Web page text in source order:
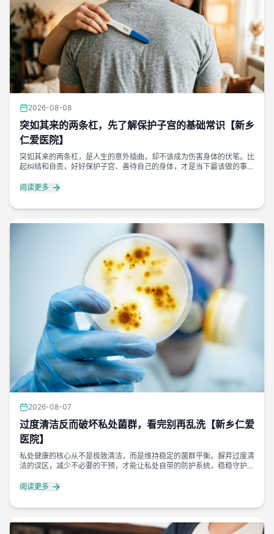
2026-08-08
突如其来的两条杠，先了解保护子宫的基础常识【新乡
仁爱医院】
突如其来的两条杠，是人生的意外插曲，却不该成为伤害身体的伏笔。比
起纠结和自责，好好保护子宫、善待自己的身体，才是当下最该做的事。
阅读更多
2026-08-07
过度清洁反而破坏私处菌群，看完别再乱洗【新乡仁爱
医院】
私处健康的核心从不是极致清洁，而是维持稳定的菌群平衡。摒弃过度清
洁的误区，减少不必要的干预，才能让私处自带的防护系统，稳稳守护女
阅读更多